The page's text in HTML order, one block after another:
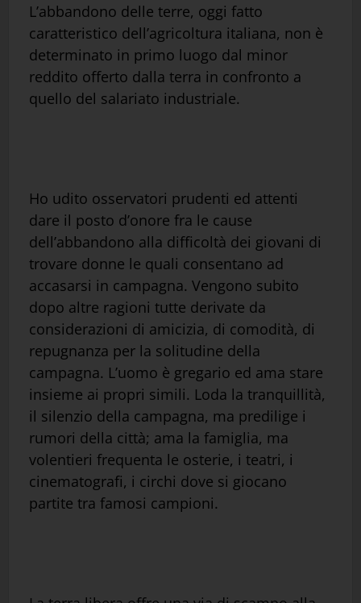
L’abbandono delle terre, oggi fatto
caratteristico dell’agricoltura italiana, non è
determinato in primo luogo dal minor
reddito offerto dalla terra in confronto a
quello del salariato industriale.
Ho udito osservatori prudenti ed attenti
dare il posto d’onore fra le cause
dell’abbandono alla difficoltà dei giovani di
trovare donne le quali consentano ad
accasarsi in campagna. Vengono subito
dopo altre ragioni tutte derivate da
considerazioni di amicizia, di comodità, di
repugnanza per la solitudine della
campagna. L’uomo è gregario ed ama stare
insieme ai propri simili. Loda la tranquillità,
il silenzio della campagna, ma predilige i
rumori della città; ama la famiglia, ma
volentieri frequenta le osterie, i teatri, i
cinematografi, i circhi dove si giocano
partite tra famosi campioni.